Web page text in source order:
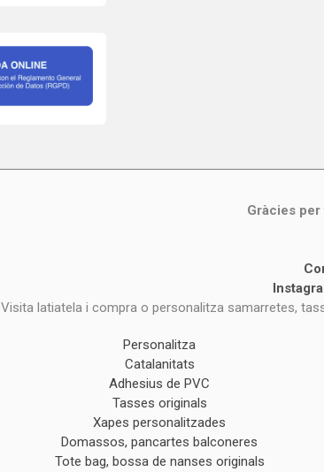
Gràcies
Visita latiatela i compra o personalitza samarretes,
Personalitza
Catalanitats
Adhesius de PVC
Tasses originals
Xapes personalitzades
Domassos, pancartes balconeres
Tote bag, bossa de nanses originals